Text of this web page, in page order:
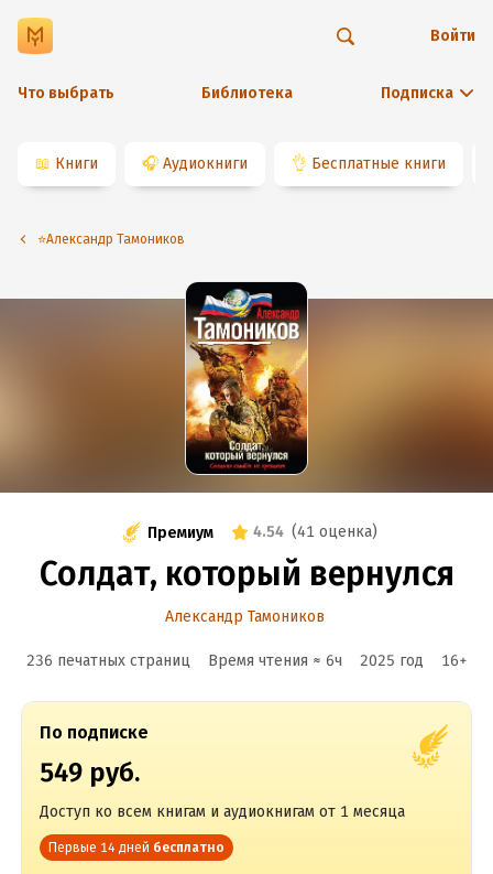
Что выбрать Библиотека Подписка
Войти
📖 Книги 🎧 Аудиокниги 👌 Бесплатные книги
⭐️Александр Тамоников
Премиум 4.54 (41 оценка)
Солдат, который вернулся
Александр Тамоников
236 печатных страниц Время чтения ≈ 6ч 2025 год 16+
По подписке
549 руб.
Доступ ко всем книгам и аудиокнигам от 1 месяца
Первые 14 дней бесплатно